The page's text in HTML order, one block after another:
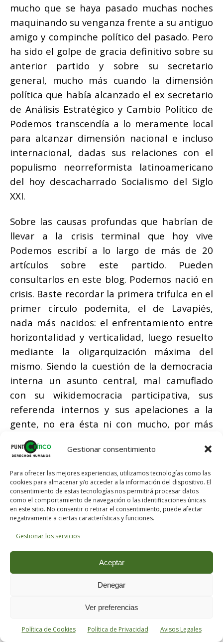
Gestionar consentimiento
Para ofrecer las mejores experiencias, utilizamos tecnologías como las
cookies para almacenar y/o acceder a la información del dispositivo. El
consentimiento de estas tecnologías nos permitirá procesar datos
como el comportamiento de navegación o las identificaciones únicas
en este sitio. No consentir o retirar el consentimiento, puede afectar
negativamente a ciertas características y funciones.
Gestionar los servicios
Aceptar
Denegar
Ver preferencias
Política de Cookies Política de Privacidad Avisos Legales
mucho que se haya pasado muchas noches
maquinando su venganza frente a su antiguo
amigo y compinche político del pasado. Pero
ha sido el golpe de gracia definitivo sobre su
anterior partido y sobre su secretario
general, mucho más cuando la dimensión
política que había alcanzado el ex secretario
de Análisis Estratégico y Cambio Político de
Podemos transcendía a lo meramente local
para alcanzar dimensión nacional e incluso
internacional, dadas sus relaciones con el
populismo neorreformista latinoamericano
del hoy descacharrado Socialismo del Siglo
XXI.
Sobre las causas profundas que habrían de
llevar a la crisis terminal que hoy vive
Podemos escribí a lo largo de más de 20
artículos sobre este partido. Pueden
consultarlos en este blog. Podemos nació en
crisis. Baste recordar la primera trifulca en el
primer círculo podemita, el de Lavapiés,
nada más nacidos: el enfrentamiento entre
horizontalidad y verticalidad, luego resuelto
mediante la oligarquización máxima del
mismo. Siendo la cuestión de la democracia
interna un asunto central, mal camuflado
con su wikidemocracia participativa, sus
referenda internos y sus apelaciones a la
gente, no era ésta ni con mucho, por más
que se enfrentaran una visión acratoide
proveniente del 15M y una bonapartista,
principal de la crisis en la que hoy agoniza
Podemos.
La ausencia de homogeneidad ideológica,
que no monolitismo, donde 100 visiones
políticas entrechocaban en cada momento,
la ligazón de su crecimiento a lo electoral
antes que a la construcción de militancia,
la cultura del activista frente a la del
que no se asienta en ninguna posición